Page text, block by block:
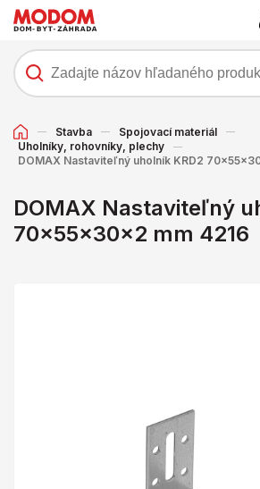
Stavba
Spojovací materiál
Uholníky, rohovníky, plechy
DOMAX Nastaviteľný uholník KRD2
DOMAX Nastaviteľný
70x55x30x2 mm 4216